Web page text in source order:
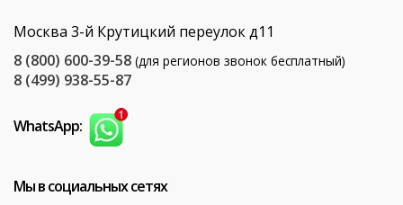
Москва 3-й Крутицкий переулок д11
8 (800) 600-39-58 (для регионов звонок бесплатный)
8 (499) 938-55-87
WhatsApp:
Мы в социальных сетях